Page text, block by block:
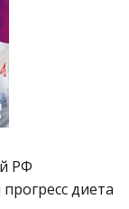
РФ
диета